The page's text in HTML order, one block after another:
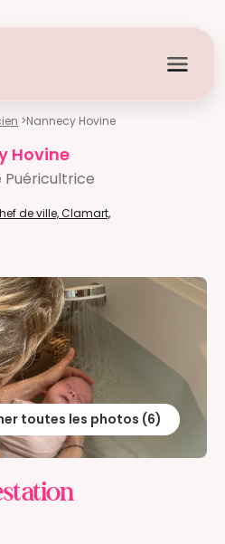
>Nannecy Hovine
Hovine
Puéricultrice
de ville, Clamart,
toutes les photos